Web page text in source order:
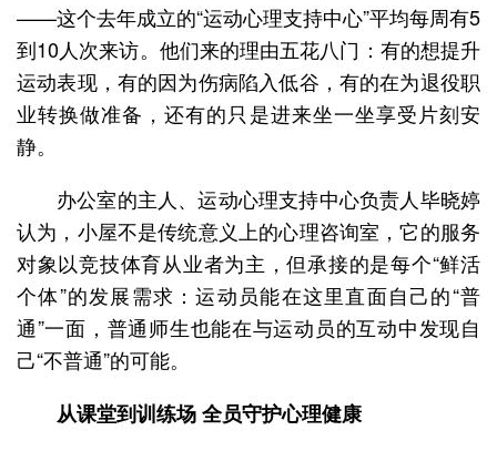
——这个去年成立的“运动心理支持中心”平均每周有5
到10人次来访。他们来的理由五花八门：有的想提升
运动表现，有的因为伤病陷入低谷，有的在为退役职
业转换做准备，还有的只是进来坐一坐享受片刻安
静。
办公室的主人、运动心理支持中心负责人毕晓婷
认为，小屋不是传统意义上的心理咨询室，它的服务
对象以竞技体育从业者为主，但承接的是每个“鲜活
个体”的发展需求：运动员能在这里直面自己的“普
通”一面，普通师生也能在与运动员的互动中发现自
己“不普通”的可能。
从课堂到训练场 全员守护心理健康